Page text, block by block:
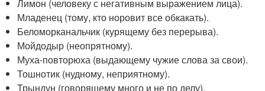
Лимон (человеку с негативным выражением лица).
Младенец (тому, кто норовит все обкакать).
Беломорканальчик (курящему без перерыва).
Мойдодыр (неопрятному).
Муха-повторюха (выдающему чужие слова за свои).
Тошнотик (нудному, неприятному).
Трындун (говорящему много и не по делу).